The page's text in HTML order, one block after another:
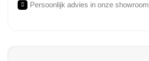
Persoonlijk advies in onze showroom